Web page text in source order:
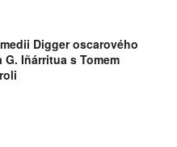
Digger oscarového
G. Iñárritua s Tomem